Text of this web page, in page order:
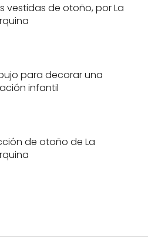
vestidas de otoño, por La
para decorar una
infantil
de otoño de La